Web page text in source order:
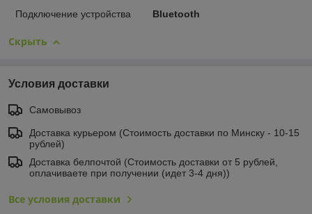
Подключение устройства Bluetooth
Скрыть
Условия доставки
Самовывоз
Доставка курьером (Стоимость доставки по Минску - 10-15
рублей)
Доставка белпочтой (Стоимость доставки от 5 рублей,
оплачиваете при получении (идет 3-4 дня))
Все условия доставки